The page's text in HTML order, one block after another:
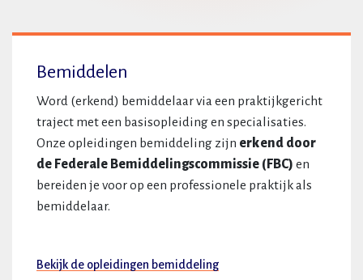
Bemiddelen
Word (erkend) bemiddelaar via een praktijkgericht
traject met een basisopleiding en specialisaties.
Onze opleidingen bemiddeling zijn erkend door
de Federale Bemiddelingscommissie (FBC) en
bereiden je voor op een professionele praktijk als
bemiddelaar.
Bekijk de opleidingen bemiddeling